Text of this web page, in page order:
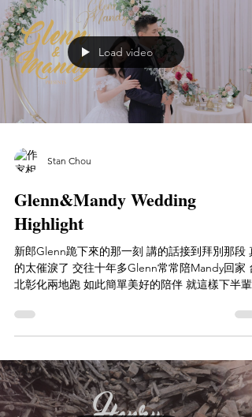
Load video
Stan Chou
Glenn&Mandy Wedding
Highlight
新郎Glenn跪下來的那一刻 講的話接到拜別那段 真
的太催淚了 交往十年多Glenn常常陪Mandy回家 台
北彰化兩地跑 如此簡單美好的陪伴 就這樣下半輩
https://youtu.be/Lu9Jn_3J848...